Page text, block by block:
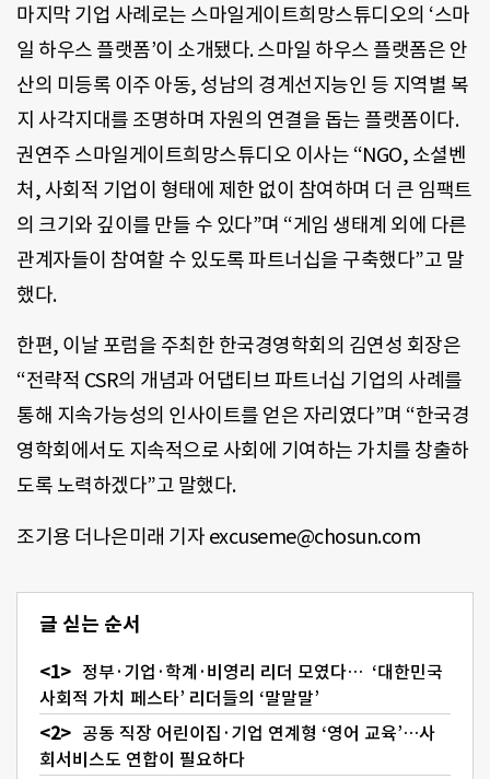
마지막 기업 사례로는 스마일게이트희망스튜디오의 ‘스마
일 하우스 플랫폼’이 소개됐다. 스마일 하우스 플랫폼은 안
산의 미등록 이주 아동, 성남의 경계선지능인 등 지역별 복
지 사각지대를 조명하며 자원의 연결을 돕는 플랫폼이다.
권연주 스마일게이트희망스튜디오 이사는 “NGO, 소셜벤
처, 사회적 기업이 형태에 제한 없이 참여하며 더 큰 임팩트
의 크기와 깊이를 만들 수 있다”며 “게임 생태계 외에 다른
관계자들이 참여할 수 있도록 파트너십을 구축했다”고 말
했다.
한편, 이날 포럼을 주최한 한국경영학회의 김연성 회장은
“전략적 CSR의 개념과 어댑티브 파트너십 기업의 사례를
통해 지속가능성의 인사이트를 얻은 자리였다”며 “한국경
영학회에서도 지속적으로 사회에 기여하는 가치를 창출하
도록 노력하겠다”고 말했다.
조기용 더나은미래 기자 excuseme@chosun.com
글 싣는 순서
정부·기업·학계·비영리 리더 모였다… ‘대한민국
사회적 가치 페스타’ 리더들의 ‘말말말’
공동 직장 어린이집·기업 연계형 ‘영어 교육’…사
회서비스도 연합이 필요하다